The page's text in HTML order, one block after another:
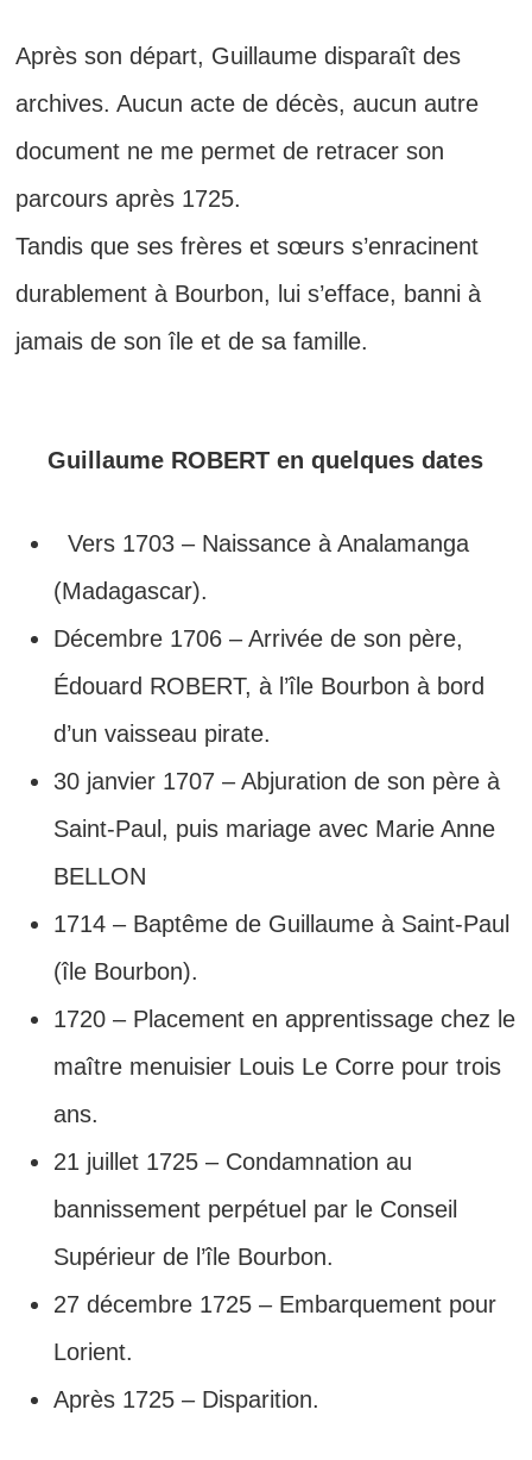
Après son départ, Guillaume disparaît des
archives. Aucun acte de décès, aucun autre
document ne me permet de retracer son
parcours après 1725.
Tandis que ses frères et sœurs s’enracinent
durablement à Bourbon, lui s’efface, banni à
jamais de son île et de sa famille.
Guillaume ROBERT en quelques dates
Vers 1703 – Naissance à Analamanga
(Madagascar).
Décembre 1706 – Arrivée de son père,
Édouard ROBERT, à l’île Bourbon à bord
d’un vaisseau pirate.
30 janvier 1707 – Abjuration de son père à
Saint-Paul, puis mariage avec Marie Anne
BELLON
1714 – Baptême de Guillaume à Saint-Paul
(île Bourbon).
1720 – Placement en apprentissage chez le
maître menuisier Louis Le Corre pour trois
ans.
21 juillet 1725 – Condamnation au
bannissement perpétuel par le Conseil
Supérieur de l’île Bourbon.
27 décembre 1725 – Embarquement pour
Lorient.
Après 1725 – Disparition.